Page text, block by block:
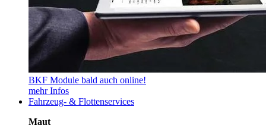
BKF Module bald auch online!
mehr Infos
Fahrzeug- & Flottenservices
Maut